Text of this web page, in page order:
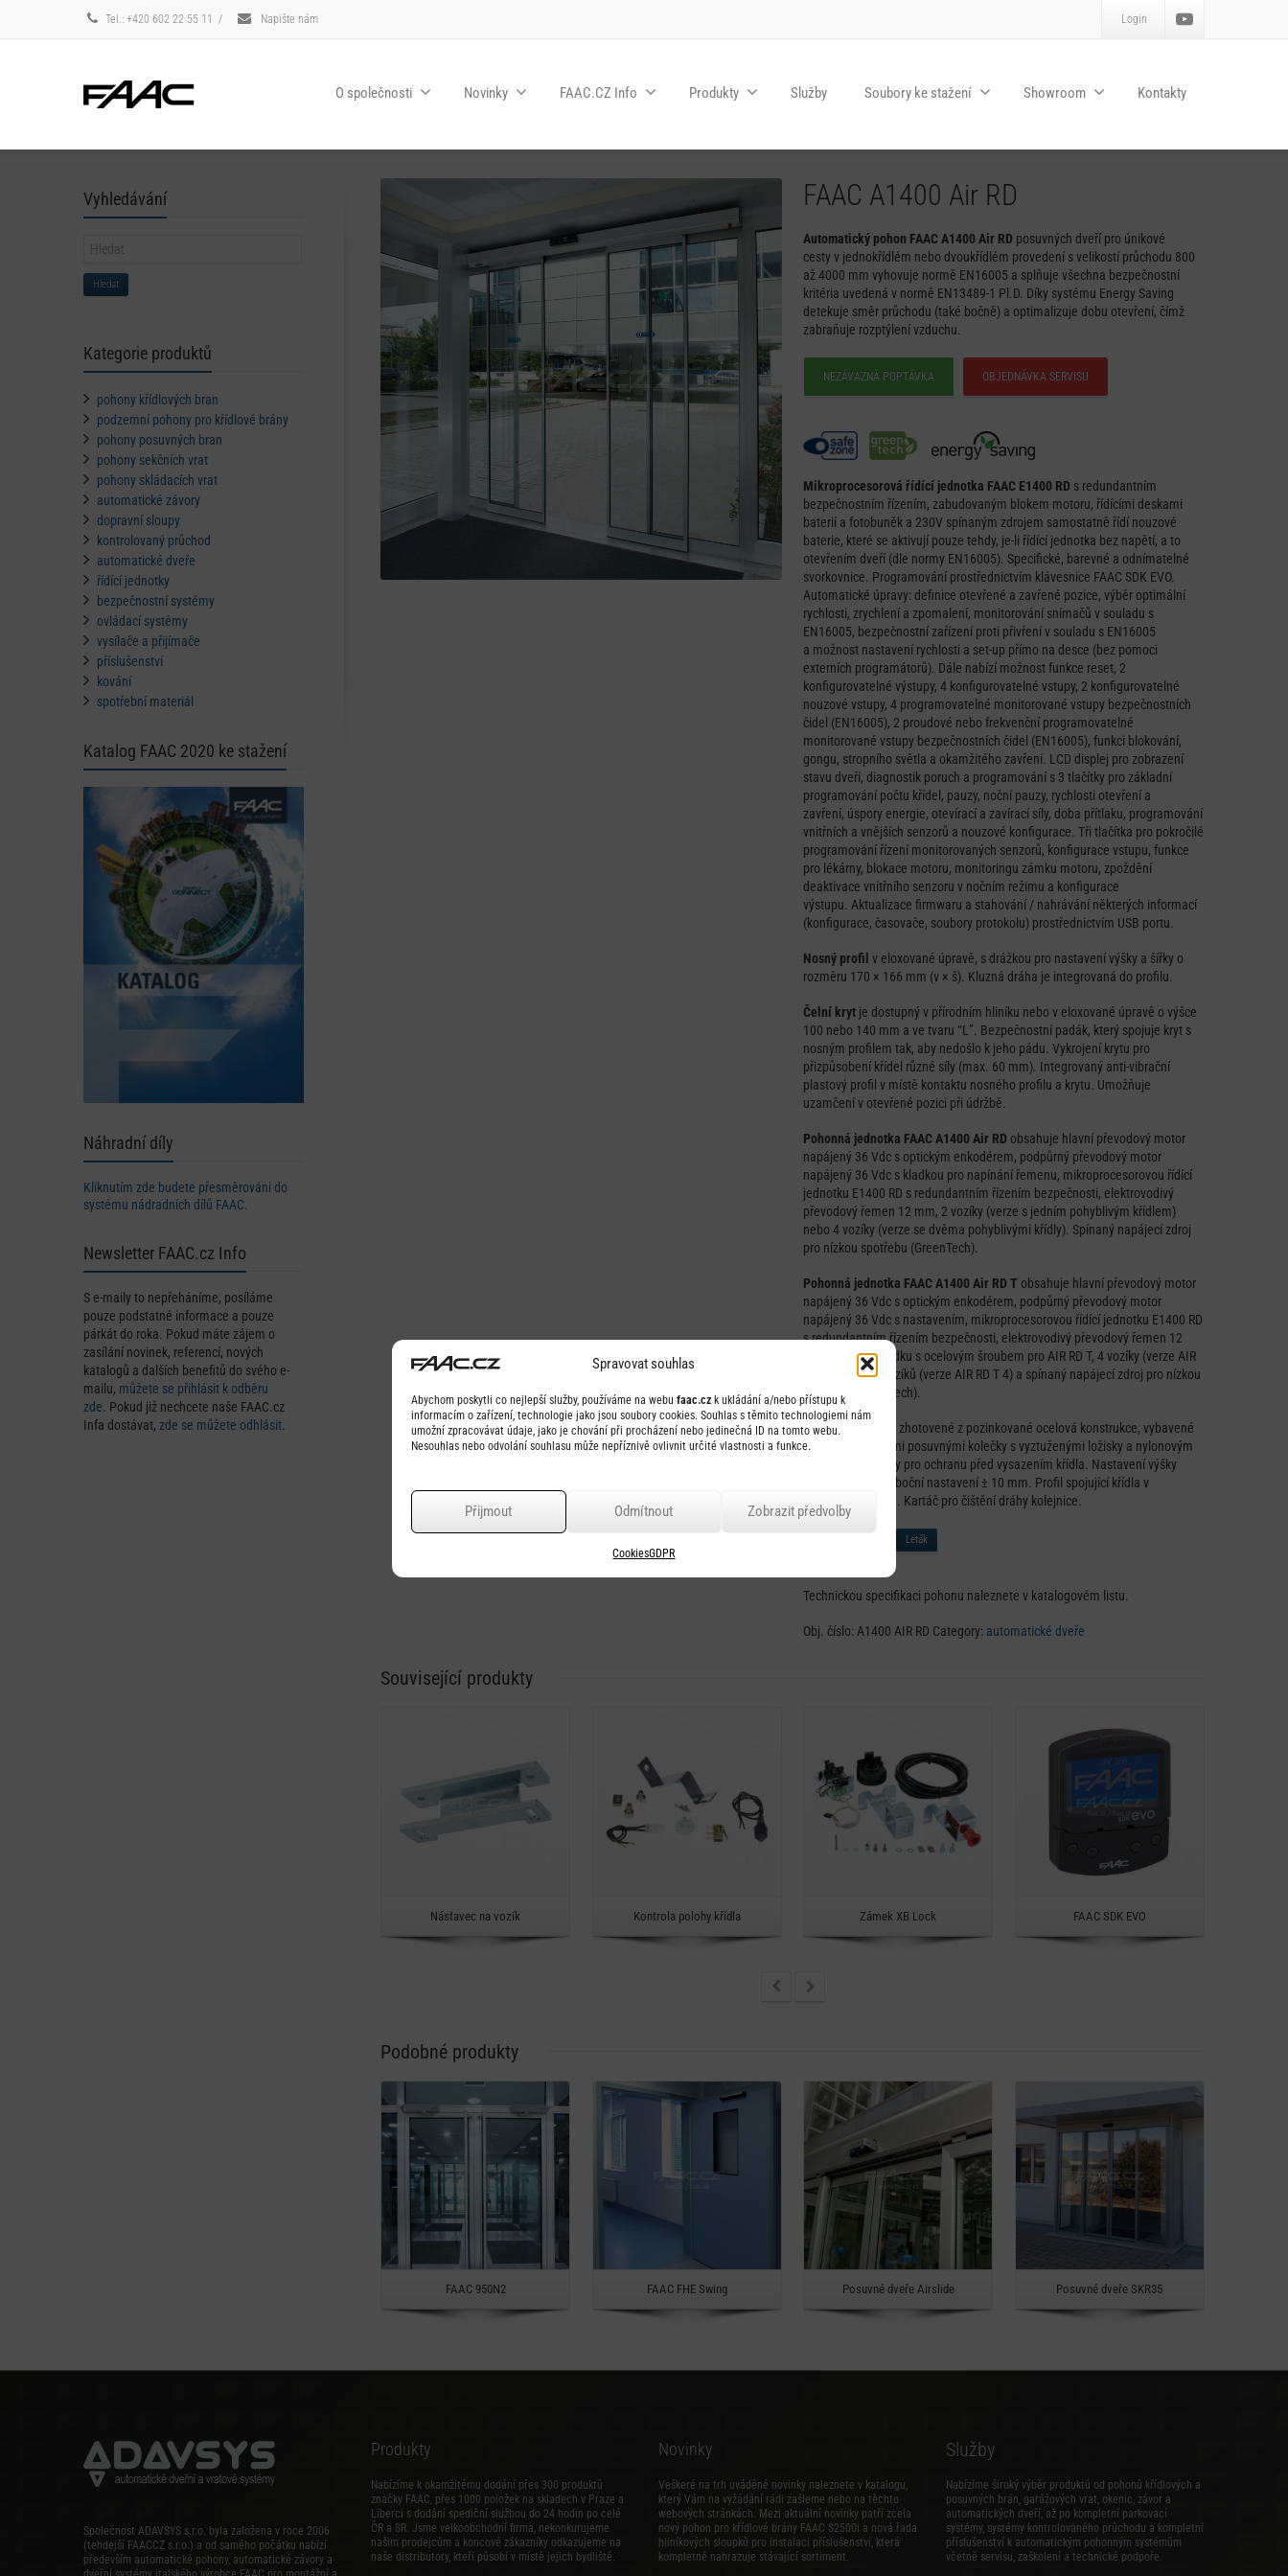
Spravovat souhlas
Abychom poskytli co nejlepší služby, používáme na webu faac.cz k ukládání a/nebo přístupu k
informacím o zařízení, technologie jako jsou soubory cookies. Souhlas s těmito technologiemi nám
umožní zpracovávat údaje, jako je chování při procházení nebo jedinečná ID na tomto webu.
Nesouhlas nebo odvolání souhlasu může nepříznivě ovlivnit určité vlastnosti a funkce.
Přijmout Odmítnout Zobrazit předvolby
CookiesGDPR
Tel.: +420 602 22 55 11 / Napište nám Login
O společnosti Novinky FAAC.CZ Info Produkty Služby Soubory ke stažení Showroom Kontakty
FAAC A1400 Air RD
Automatický pohon FAAC A1400 Air RD posuvných dveří pro únikové
cesty v jednokřídlém nebo dvoukřídlém provedení s velikostí průchodu 800
až 4000 mm vyhovuje normě EN16005 a splňuje všechna bezpečnostní
kritéria uvedená v normě EN13489-1 Pl.D. Díky systému Energy Saving
detekuje směr průchodu (také bočně) a optimalizuje dobu otevření, čímž
zabraňuje rozptýlení vzduchu.
NEZÁVAZNÁ POPTÁVKA OBJEDNÁVKA SERVISU
Mikroprocesorová řídící jednotka FAAC E1400 RD s redundantním
bezpečnostním řízením, zabudovaným blokem motoru, řídícími deskami
baterií a fotobuněk a 230V spínaným zdrojem samostatně řídí nouzové
baterie, které se aktivují pouze tehdy, je-li řídící jednotka bez napětí, a to
otevřením dveří (dle normy EN16005). Specifické, barevné a odnímatelné
svorkovnice. Programování prostřednictvím klávesnice FAAC SDK EVO.
Automatické úpravy: definice otevřené a zavřené pozice, výběr optimální
rychlosti, zrychlení a zpomalení, monitorování snímačů v souladu s
EN16005, bezpečnostní zařízení proti přivření v souladu s EN16005
a možnost nastavení rychlosti a set-up přímo na desce (bez pomoci
externích programátorů). Dále nabízí možnost funkce reset, 2
konfigurovatelné výstupy, 4 konfigurovatelné vstupy, 2 konfigurovatelné
nouzové vstupy, 4 programovatelné monitorované vstupy bezpečnostních
čidel (EN16005), 2 proudové nebo frekvenční programovatelné
monitorované vstupy bezpečnostních čidel (EN16005), funkci blokování,
gongu, stropního světla a okamžitého zavření. LCD displej pro zobrazení
stavu dveří, diagnostik poruch a programování s 3 tlačítky pro základní
programování počtu křídel, pauzy, noční pauzy, rychlosti otevření a
zavření, úspory energie, otevírací a zavírací síly, doba přítlaku, programování
vnitřních a vnějších senzorů a nouzové konfigurace. Tři tlačítka pro pokročilé
programování řízení monitorovaných senzorů, konfigurace vstupu, funkce
pro lékárny, blokace motoru, monitoringu zámku motoru, zpoždění
deaktivace vnitřního senzoru v nočním režimu a konfigurace
výstupu. Aktualizace firmwaru a stahování / nahrávání některých informací
(konfigurace, časovače, soubory protokolu) prostřednictvím USB portu.
Nosný profil v eloxované úpravě, s drážkou pro nastavení výšky a šířky o
rozměru 170 × 166 mm (v × š). Kluzná dráha je integrovaná do profilu.
Čelní kryt je dostupný v přírodním hliníku nebo v eloxované úpravě o výšce
100 nebo 140 mm a ve tvaru “L”. Bezpečnostní padák, který spojuje kryt s
nosným profilem tak, aby nedošlo k jeho pádu. Vykrojení krytu pro
přizpůsobení křídel různé síly (max. 60 mm). Integrovaný anti-vibrační
plastový profil v místě kontaktu nosného profilu a krytu. Umožňuje
uzamčení v otevřené pozici při údržbě.
Pohonná jednotka FAAC A1400 Air RD obsahuje hlavní převodový motor
napájený 36 Vdc s optickým enkodérem, podpůrný převodový motor
napájený 36 Vdc s kladkou pro napínání řemenu, mikroprocesorovou řídící
jednotku E1400 RD s redundantním řízením bezpečnosti, elektrovodivý
převodový řemen 12 mm, 2 vozíky (verze s jedním pohyblivým křídlem)
nebo 4 vozíky (verze se dvěma pohyblivými křídly). Spínaný napájecí zdroj
pro nízkou spotřebu (GreenTech).
Pohonná jednotka FAAC A1400 Air RD T obsahuje hlavní převodový motor
napájený 36 Vdc s optickým enkodérem, podpůrný převodový motor
napájený 36 Vdc s nastavením, mikroprocesorovou řídící jednotku E1400 RD
s redundantním řízením bezpečnosti, elektrovodivý převodový řemen 12
mm, napínací kladku s ocelovým šroubem pro AIR RD T, 4 vozíky (verze AIR
RD T 2) nebo 8 vozíků (verze AIR RD T 4) a spínaný napájecí zdroj pro nízkou
spotřebu (GreenTech).
Pojezdové vozíky zhotovené z pozinkované ocelová konstrukce, vybavené
dvěmi syntetickými posuvnými kolečky s vyztuženými ložisky a nylonovým
kolečkem s ložisky pro ochranu před vysazením křídla. Nastavení výšky
vozíku ± 7,5 mm, boční nastavení ± 10 mm. Profil spojující křídla v
eloxované úpravě. Kartáč pro čištění dráhy kolejnice.
Leták
Technickou specifikaci pohonu naleznete v katalogovém listu.
Obj. číslo:A1400 AIR RD Category: automatické dveře
Související produkty
Detail
Nástavec na vozík Kontrola polohy křídla Zámek XB Lock FAAC SDK EVO
Podobné produkty
FAAC 950N2 FAAC FHE Swing Posuvné dveře Airslide Posuvné dveře SKR35
Vyhledávání
Hledat
Kategorie produktů
pohony křídlových bran
podzemní pohony pro křídlové brány
pohony posuvných bran
pohony sekčních vrat
pohony skládacích vrat
automatické závory
dopravní sloupy
kontrolovaný průchod
automatické dveře
řídící jednotky
bezpečnostní systémy
ovládací systémy
vysílače a přijímače
příslušenství
kování
spotřební materiál
Katalog FAAC 2020 ke stažení
Náhradní díly
Kliknutím zde budete přesměrováni do
systému nádradních dílů FAAC.
Newsletter FAAC.cz Info
S e-maily to nepřeháníme, posíláme
pouze podstatné informace a pouze
párkát do roka. Pokud máte zájem o
zasílání novinek, referencí, nových
katalogů a dalších benefitů do svého e-
mailu, můžete se přihlásit k odběru
zde. Pokud již nechcete naše FAAC.cz
Infa dostávat, zde se můžete odhlásit.
Společnost ADAVSYS s.r.o. byla založena v roce 2006
(tehdejší FAACCZ s.r.o.) a od samého počátku nabízí
především automatické pohony, automatické závory a
Produkty
Nabízíme k okamžitému dodání přes 300 produktů
značky FAAC, přes 1000 položek na skladech v Praze a
Liberci s dodání spediční službou do 24 hodin po celé
ČR a SR. Jsme velkoobchodní firma, nekonkurujeme
našim prodejcům a koncové zákazníky odkazujeme na
naše distributory, kteří působí v místě jejich bydliště.
Novinky
Veškeré na trh uváděné novinky naleznete v katalogu,
který Vám na vyžádání rádi zašleme nebo na těchto
webových stránkách. Mezi aktuální novinky patří zcela
nový pohon pro křídlové brány FAAC S2500i a nová řada
hliníkových sloupků pro instalaci příslušenství, která
kompletně nahrazuje stávající sortiment.
Služby
Nabízíme široký výběr produktů od pohonů křídlových a
posuvných brán, garážových vrat, okenic, závor a
automatických dveří, až po kompletní parkovací
systémy, systémy kontrolovaného průchodu a kompletní
příslušenství k automatickým pohonným systémům
včetně servisu, zaškolení a technické podpoře.